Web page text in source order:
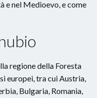
e nel Medioevo, e come
regione della Foresta
europei, tra cui Austria,
Bulgaria, Romania,